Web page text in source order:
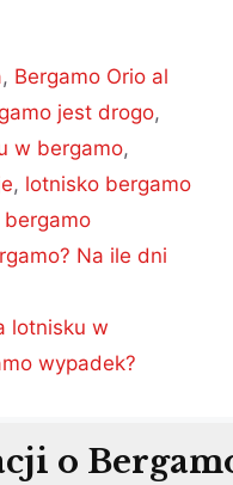
, Bergamo Orio al
jest drogo,
w bergamo,
, lotnisko bergamo
Na ile dni
lotnisku w
wypadek?
o